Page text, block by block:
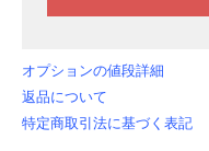
オプションの値段詳細
返品について
特定商取引法に基づく表記